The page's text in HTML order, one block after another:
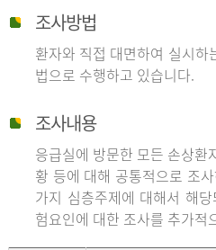
조사방법
환자와 직접 대면하여 실시
법으로 수행하고 있습니다.
조사내용
응급실에 방문한 모든 손상환
황 등에 대해 공통적으로 조
가지 심층주제에 대해서 해
험요인에 대한 조사를 추가적